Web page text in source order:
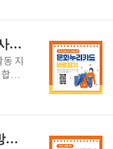
시,
, 기
3
금
개발
문화누리카드 신청방법 사용기간 사용처
지
니
라
20
청년내일채움공제 지원대상 신청방법 지원신청